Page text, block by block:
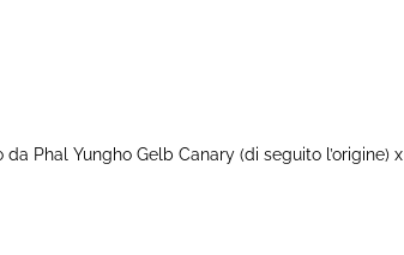
Phal Yungho Gelb Canary (di seguito l’origine) x